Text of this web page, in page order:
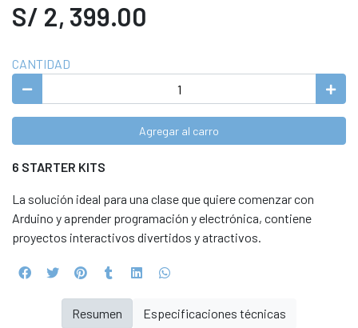
S/ 2, 399.00
CANTIDAD
Agregar al carro
6 STARTER KITS
La solución ideal para una clase que quiere comenzar con
Arduino y aprender programación y electrónica, contiene
proyectos interactivos divertidos y atractivos.
Resumen Especificaciones técnicas